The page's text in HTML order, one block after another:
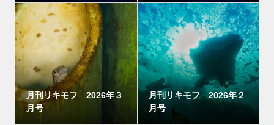
月刊リキモフ 2026年３
月号
月刊リキモフ 2026年２
月号